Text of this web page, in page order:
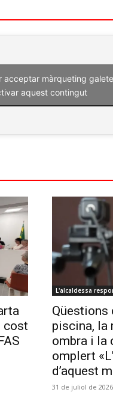
acceptar màrqueting
aquest contingut
cost
L'alcaldessa
Qüestions
piscina, la
ombra i la
omplert
d’aquest
31 de juliol de 2026